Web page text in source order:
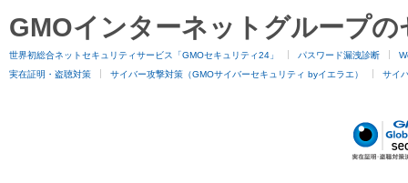
GMOインターネットグループ
世界初総合ネットセキュリティサービス「GMOセキュリティ24」 パスワード漏洩診断
実在証明・盗聴対策
サイバー攻撃対策（GMOサイバーセキュリティ byイエラエ） サイ